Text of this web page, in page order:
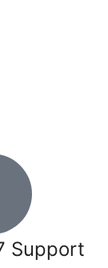
Support